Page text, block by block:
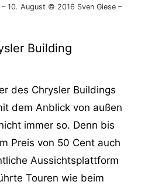
10. August © 2016 Sven Giese –
Building
des Chrysler Buildings
dem Anblick von außen
immer so. Denn bis
Preis von 50 Cent auch
Aussichtsplattform
Touren wie beim